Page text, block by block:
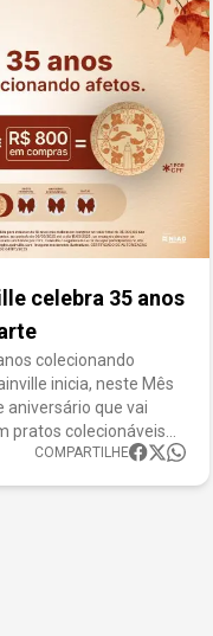
celebra 35 anos
colecionando
inicia, neste Mês
aniversário que vai
pratos colecionáveis
ação, as peças
COMPARTILHE